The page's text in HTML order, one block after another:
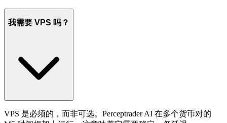
我需要 VPS 吗？
VPS 是必须的，而非可选。Perceptrader AI 在多个货币对的